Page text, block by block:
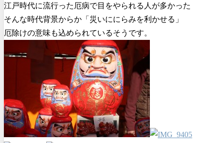
江戸時代に流行った厄病で目をやられる人が多かった
そんな時代背景からか「災いににらみを利かせる」
厄除けの意味も込められているそうです。